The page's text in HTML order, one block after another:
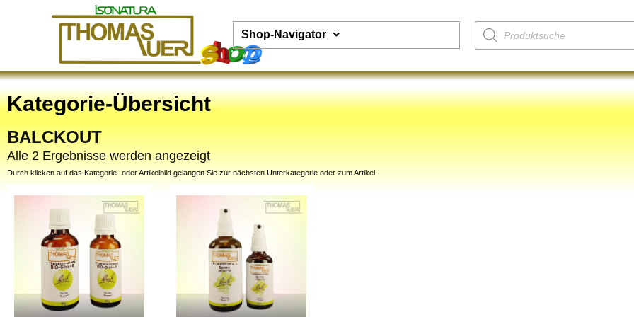
Shop-Navigator
Kategorie-Übersicht
BALCKOUT
Alle 2 Ergebnisse werden angezeigt
Durch klicken auf das Kategorie- oder Artikelbild gelangen Sie zur nächsten Unterkategorie oder zum Artikel.